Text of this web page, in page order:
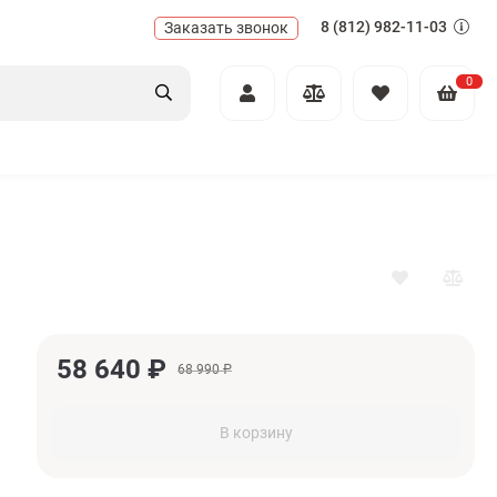
Заказать звонок 8 (812) 982-11-03
0
58 640 ₽ 68 990₽
В корзину